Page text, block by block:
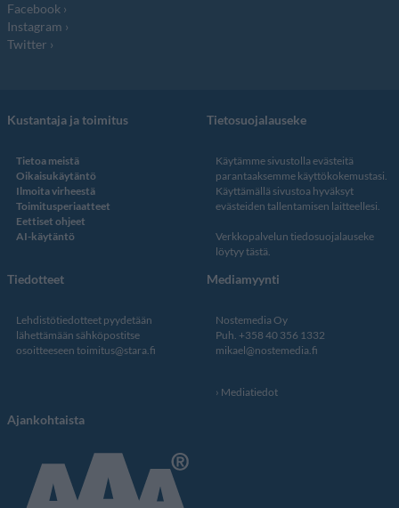
Facebook
Instagram
Twitter
Kustantaja ja toimitus
Tietoa meistä
Oikaisukäytäntö
Ilmoita virheestä
Toimitusperiaatteet
Eettiset ohjeet
AI-käytäntö
Tietosuojalauseke
Käytämme sivustolla evästeitä
parantaaksemme käyttökokemustasi.
Käyttämällä sivustoa hyväksyt
evästeiden tallentamisen laitteellesi.
Verkkopalvelun tiedosuojalauseke
löytyy tästä.
Tiedotteet
Lehdistötiedotteet pyydetään
lähettämään sähköpostitse
osoitteeseen toimitus@stara.fi
Mediamyynti
Nostemedia Oy
Puh. +358 40 356 1332
mikael@nostemedia.fi
Mediatiedot
Ajankohtaista